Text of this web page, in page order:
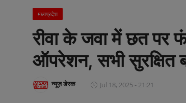
मध्यप्रदेश मध्यप्रदेश
रीवा के जवा में छत पर
ऑपरेशन, सभी सुरक्षित
न्यूज़ डेस्क Jul 18, 2025 - 21:21